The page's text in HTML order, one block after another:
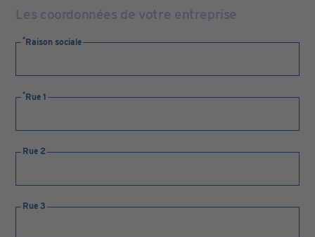
Les coordonnées de votre entreprise
Raison sociale
Rue 1
Rue 2
Rue 3